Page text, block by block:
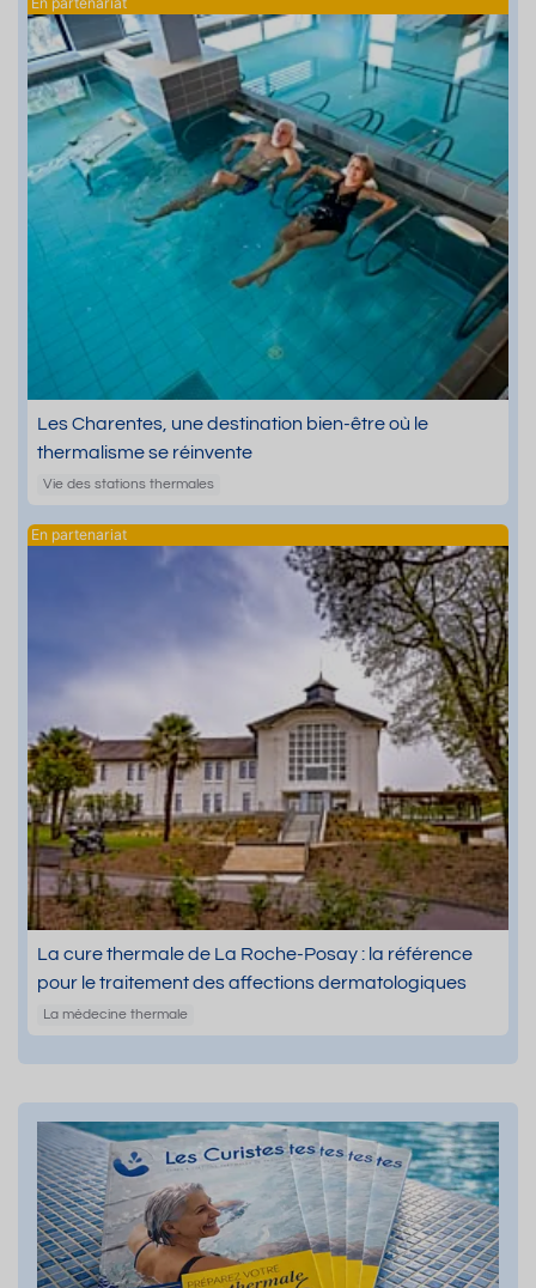
Les Charentes, une destination bien-être où le
thermalisme se réinvente
Vie des stations thermales
La cure thermale de La Roche-Posay : la référence
pour le traitement des affections dermatologiques
La médecine thermale